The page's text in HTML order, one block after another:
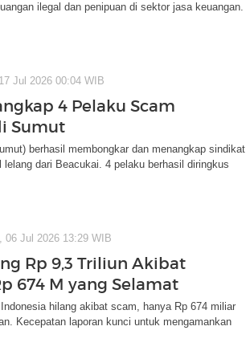
ilegal dan penipuan di sektor jasa keuangan.
Jul 2026 00:04 WIB
4 Pelaku Scam
Sumut
berhasil membongkar dan menangkap sindikat
lelang dari Beacukai. 4 pelaku berhasil diringkus
06 Jul 2026 13:29 WIB
Rp 9,3 Triliun Akibat
674 M yang Selamat
hilang akibat scam, hanya Rp 674 miliar
Kecepatan laporan kunci untuk mengamankan